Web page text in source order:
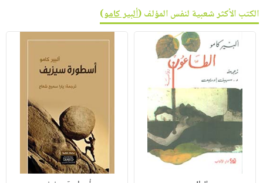
الكتب الأكثر شعبية لنفس المؤلف (ألبير كامو)